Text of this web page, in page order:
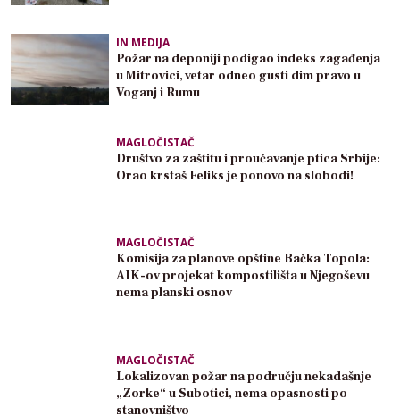
IN MEDIJA
Požar na deponiji podigao indeks zagađenja
u Mitrovici, vetar odneo gusti dim pravo u
Voganj i Rumu
MAGLOČISTAČ
Društvo za zaštitu i proučavanje ptica Srbije:
Orao krstaš Feliks je ponovo na slobodi!
MAGLOČISTAČ
Komisija za planove opštine Bačka Topola:
AIK-ov projekat kompostilišta u Njegoševu
nema planski osnov
MAGLOČISTAČ
Lokalizovan požar na području nekadašnje
„Zorke“ u Subotici, nema opasnosti po
stanovništvo